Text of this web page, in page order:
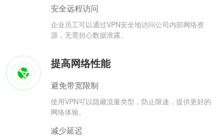
安全远程访问
企业员工可以通过VPN安全地访问公司内部网络资
源，无需担心数据泄露。
提高网络性能
避免带宽限制
使用VPN可以隐藏流量类型，防止限速，提供更好的
网络体验。
减少延迟